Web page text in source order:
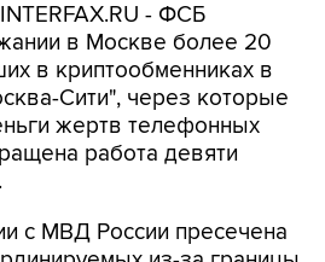
- ФСБ
в Москве более 20
в криптообменниках в
Сити", через которые
жертв телефонных
работа девяти
с МВД России пресечена